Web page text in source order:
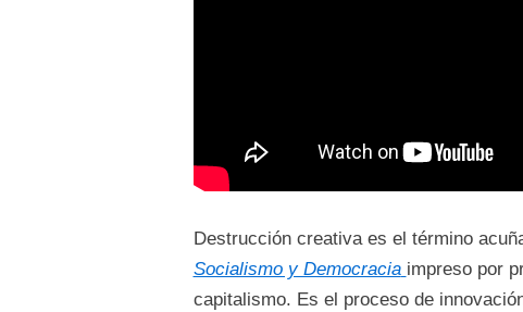
Destrucción creativa es el término
Socialismo y Democracia impreso por
capitalismo. Es el proceso de